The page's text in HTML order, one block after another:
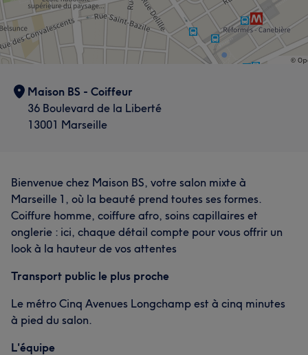
Maison BS - Coiffeur
36 Boulevard de la Liberté
13001 Marseille
Bienvenue chez Maison BS, votre salon mixte à
Marseille 1, où la beauté prend toutes ses formes.
Coiffure homme, coiffure afro, soins capillaires et
onglerie : ici, chaque détail compte pour vous offrir un
look à la hauteur de vos attentes
Transport public le plus proche
Le métro Cinq Avenues Longchamp est à cinq minutes
à pied du salon.
L'équipe